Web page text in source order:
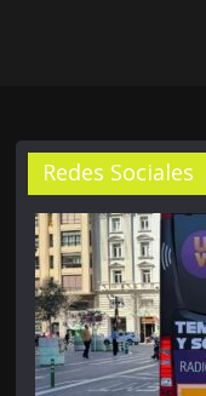
Redes Sociales